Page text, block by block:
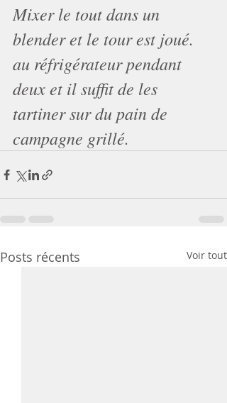
Mixer le tout dans un
blender et le tour est joué.
au réfrigérateur pendant
deux et il suffit de les
tartiner sur du pain de
campagne grillé.
Posts récents Voir tout